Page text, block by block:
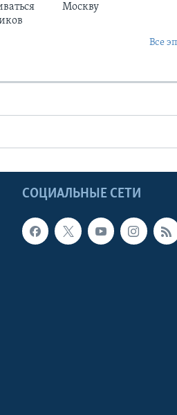
Москву
Все
СОЦИАЛЬНЫЕ СЕТИ